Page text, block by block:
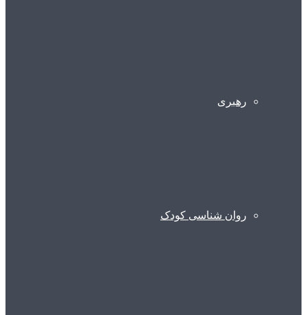
رهبری
روان شناسی کودک